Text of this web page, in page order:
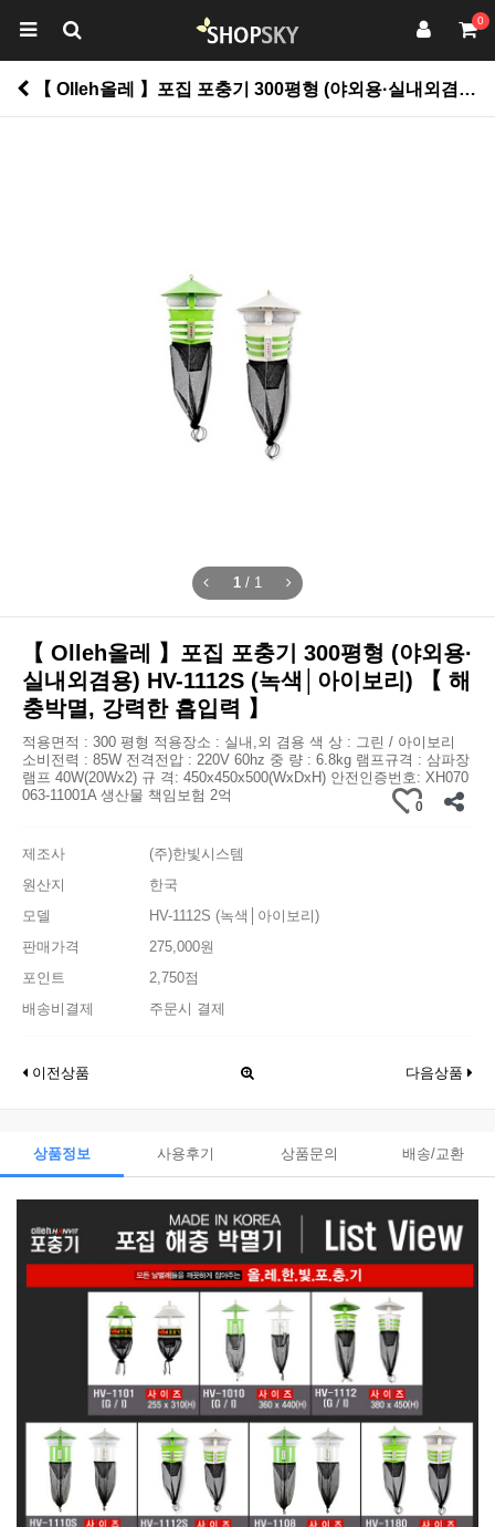
0
【 Olleh올레 】포집 포충기 300평형 (야외용·실내외겸용) HV-1112S (녹색│아이보리) 【 해충박멸, 강력한 흡입력 】 > 생활건강
1 / 1
【 Olleh올레 】포집 포충기 300평형 (야외용·
실내외겸용) HV-1112S (녹색│아이보리) 【 해
충박멸, 강력한 흡입력 】
적용면적 : 300 평형 적용장소 : 실내,외 겸용 색 상 : 그린 / 아이보리
소비전력 : 85W 전격전압 : 220V 60hz 중 량 : 6.8kg 램프규격 : 삼파장
램프 40W(20Wx2) 규 격: 450x450x500(WxDxH) 안전인증번호: XH070
063-11001A 생산물 책임보험 2억
0
제조사
(주)한빛시스템
원산지
한국
모델
HV-1112S (녹색│아이보리)
판매가격
275,000원
포인트
2,750점
배송비결제
주문시 결제
이전상품 다음상품
상품정보 사용후기 상품문의 배송/교환